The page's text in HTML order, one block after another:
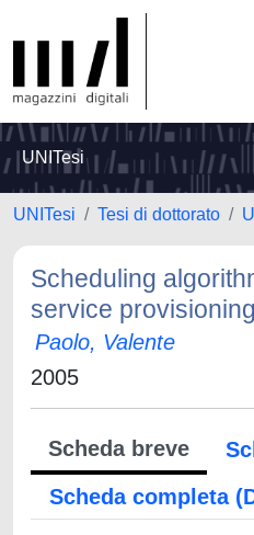
UNITesi
UNITesi Tesi di dottorato
Scheduling
service provisioning
Paolo, Valente
2005
Scheda breve
Scheda completa